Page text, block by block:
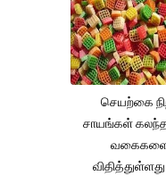
செயற்கை
சாயங்கள்
வகைகளை